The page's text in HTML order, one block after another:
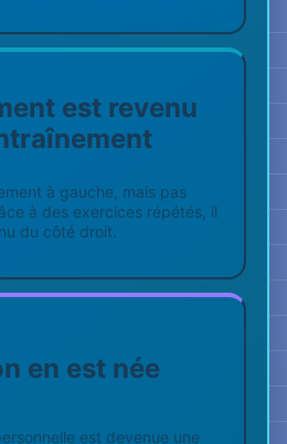
est devenue une